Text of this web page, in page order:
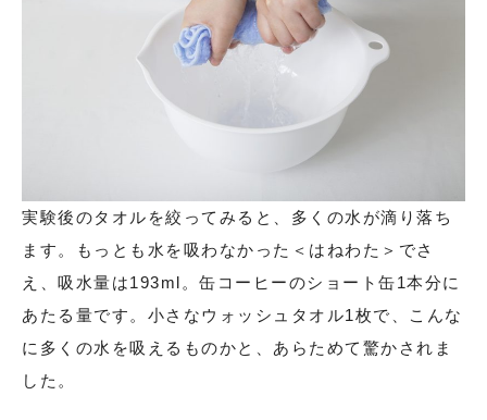
実験後のタオルを絞ってみると、多くの水が滴り落ち
ます。もっとも水を吸わなかった＜はねわた＞でさ
え、吸水量は193ml。缶コーヒーのショート缶1本分に
あたる量です。小さなウォッシュタオル1枚で、こんな
に多くの水を吸えるものかと、あらためて驚かされま
した。